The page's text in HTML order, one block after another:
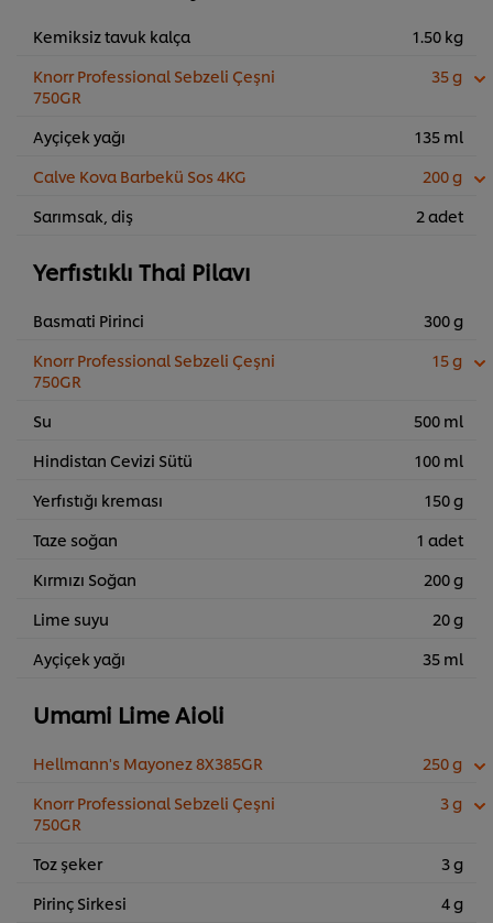
Kemiksiz tavuk kalça
1.50 kg
Knorr Professional Sebzeli Çeşni
750GR
35 g
Ayçiçek yağı
135 ml
Calve Kova Barbekü Sos 4KG
200 g
Sarımsak, diş
2 adet
Yerfıstıklı Thai Pilavı
Basmati Pirinci
300 g
Knorr Professional Sebzeli Çeşni
750GR
15 g
Su
500 ml
Hindistan Cevizi Sütü
100 ml
Yerfıstığı kreması
150 g
Taze soğan
1 adet
Kırmızı Soğan
200 g
Lime suyu
20 g
Ayçiçek yağı
35 ml
Umami Lime Aioli
Hellmann's Mayonez 8X385GR
250 g
Knorr Professional Sebzeli Çeşni
750GR
3 g
Toz şeker
3 g
Pirinç Sirkesi
4 g